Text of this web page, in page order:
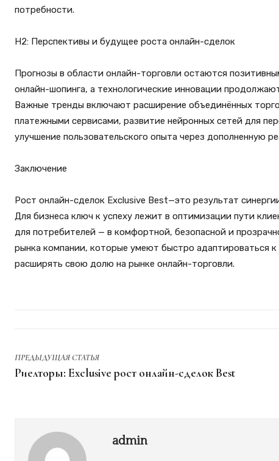
потребности.
H2: Перспективы и будущее роста онлайн-сделок
Прогнозы в области онлайн-торговли остаются
онлайн-шопинга, а технологические инновации
Важные тренды включают расширение объединённых
платежными сервисами, развитие нейронных сетей для
улучшение пользовательского опыта через дополненную
Заключение
Рост онлайн-сделок Exclusive Best—это результат
Для бизнеса ключ к успеху лежит в оптимизации пути
для потребителей — в комфортной, безопасной и
рынка компании, которые умеют быстро адаптироваться
расширять свою долю на рынке онлайн-торговли.
ПРЕДЫДУЩАЯ СТАТЬЯ
Риелторы: Exclusive рост онлайн-сделок Best
admin